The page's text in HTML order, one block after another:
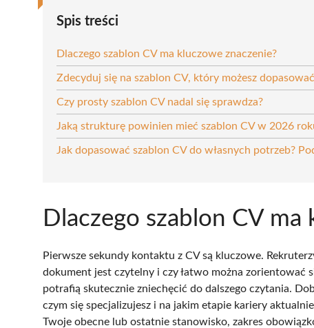
Spis treści
Dlaczego szablon CV ma kluczowe znaczenie?
Zdecyduj się na szablon CV, który możesz
Czy prosty szablon CV nadal się sprawdza?
Jaką strukturę powinien mieć szablon CV w 2026
Jak dopasować szablon CV do własnych potrzeb?
Dlaczego szablon CV ma
Pierwsze sekundy kontaktu z CV są kluczowe.
dokument jest czytelny i czy łatwo można zorientować
potrafią skutecznie zniechęcić do dalszego czytania.
czym się specjalizujesz i na jakim etapie kariery
Twoje obecne lub ostatnie stanowisko, zakres